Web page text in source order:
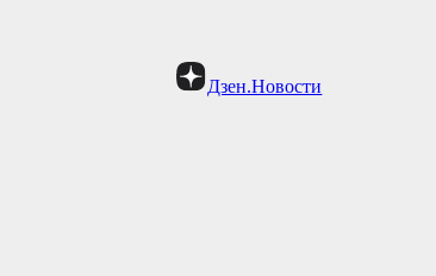
Дзен.Новости